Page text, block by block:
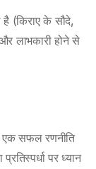
है (किराए के सौदे,
लाभकारी होने से
एक सफल रणनीति
पर ध्यान